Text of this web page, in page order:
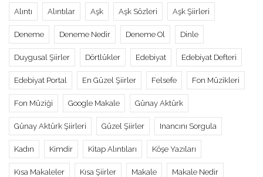
Alıntı Alıntılar Aşk Aşk Sözleri Aşk Şiirleri
Deneme Deneme Nedir Deneme Ol Dinle
Duygusal Şiirler Dörtlükler Edebiyat Edebiyat Defteri
Edebiyat Portal En Güzel Şiirler Felsefe Fon Müzikleri
Fon Müziği Google Makale Günay Aktürk
Günay Aktürk Şiirleri Güzel Şiirler Inancını Sorgula
Kadın Kimdir Kitap Alıntıları Köşe Yazıları
Kısa Makaleler Kısa Şiirler Makale Makale Nedir